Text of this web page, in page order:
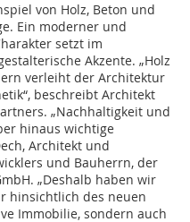
von Holz, Beton und
Ein moderner und
setzt im
Akzente. „Holz
verleiht der Architektur
beschreibt Architekt
„Nachhaltigkeit und
hinaus wichtige
Architekt und
und Bauherrn, der
„Deshalb haben wir
hinsichtlich des neuen
Immobilie, sondern auch